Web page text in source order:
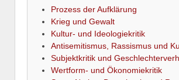
Prozess der Aufklärung
Krieg und Gewalt
Kultur- und Ideologiekritik
Antisemitismus, Rassismus und
Subjektkritik und
Wertform- und Ökonomiekritik